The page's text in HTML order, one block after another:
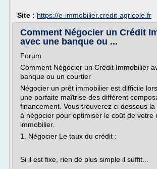
Site : https://e-immobilier.credit-agricole.fr
Comment Négocier un Crédit
avec une banque ou ...
Forum
Comment Négocier un Crédit Immobilier
banque ou un courtier
Négocier un prêt immobilier est difficile
une parfaite maîtrise des différent
financement. Vous trouverez ci dessous
à négocier pour optimiser le coût de votre
immobilier.
1. Négocier Le taux du crédit :
Si il est fixe, rien de plus simple il suffit...